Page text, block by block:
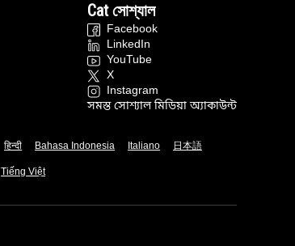
Cat সোশ্যাল
Facebook
LinkedIn
YouTube
X
Instagram
সমস্ত সোশ্যাল মিডিয়া অ্যাকাউন্ট
हिन्दी Bahasa Indonesia Italiano
日本語
Tiếng Việt